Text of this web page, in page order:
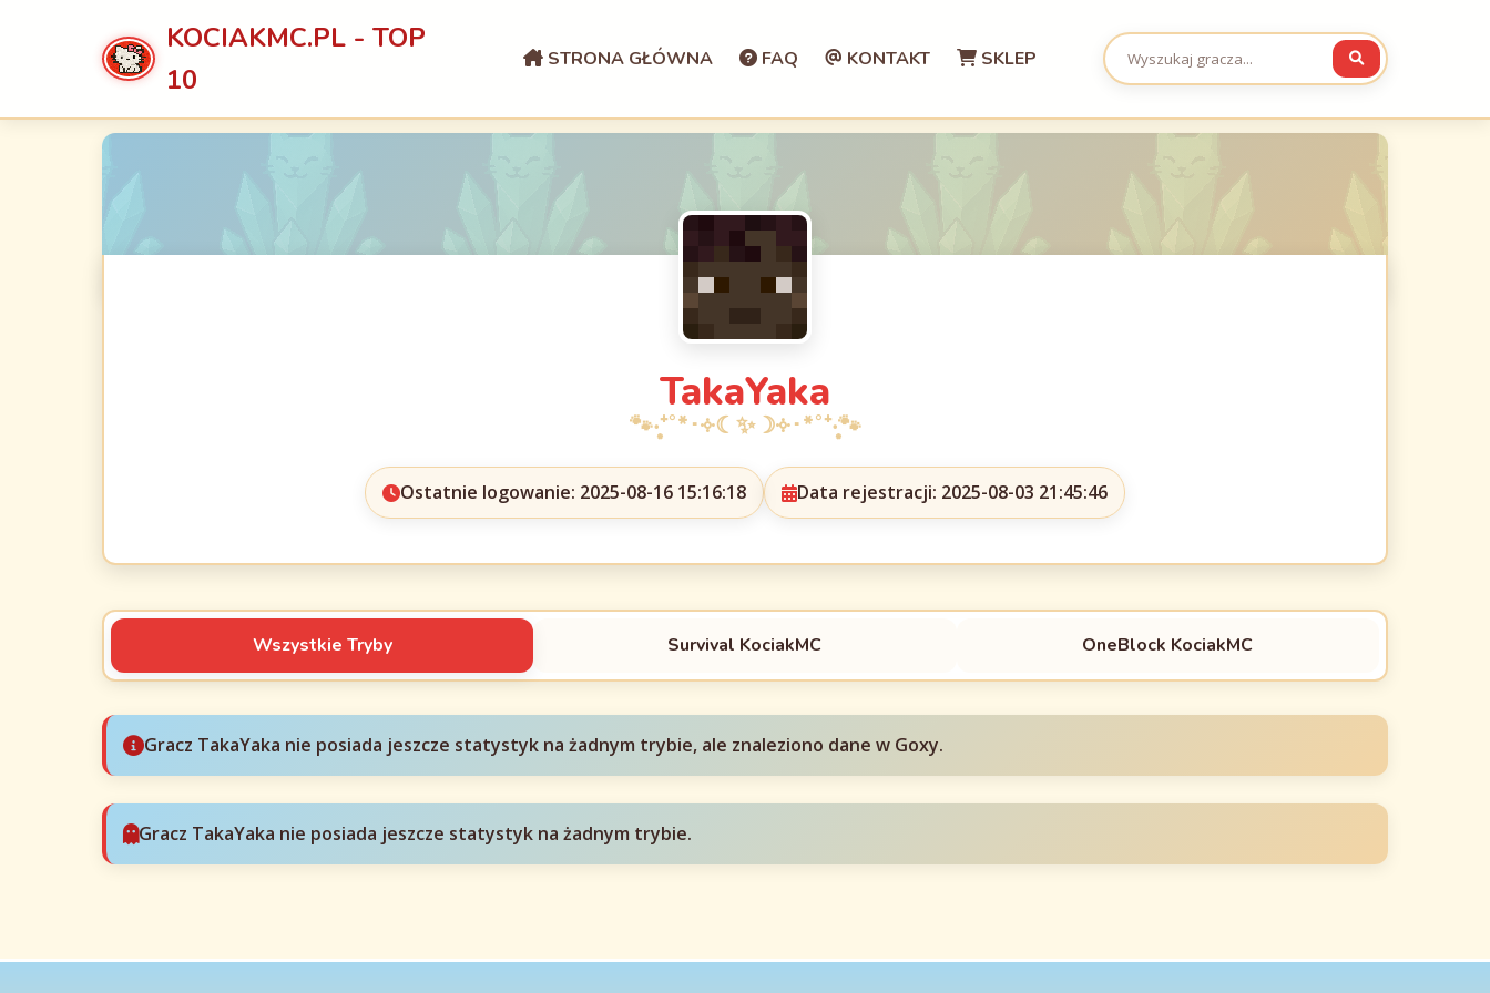
KOCIAKMC.PL - TOP
10
STRONA GŁÓWNA FAQ KONTAKT SKLEP
TakaYaka
Ostatnie logowanie: 2025-08-16 15:16:18 Data rejestracji: 2025-08-03 21:45:46
Wszystkie Tryby Survival KociakMC OneBlock KociakMC
Gracz TakaYaka nie posiada jeszcze statystyk na żadnym trybie, ale znaleziono dane w Goxy.
Gracz TakaYaka nie posiada jeszcze statystyk na żadnym trybie.